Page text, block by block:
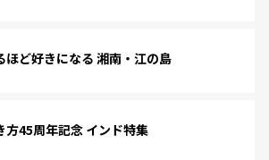
ほど好きになる 湘南・江の島
方45周年記念 インド特集